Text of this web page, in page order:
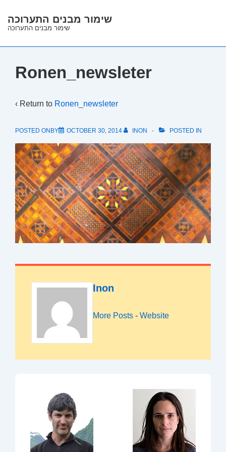
Skip
Main
שימור מבנים התערוכה
שימור מבנים התערוכה
Ronen_newsleter
‹ Return to Ronen_newsleter
POSTED ONBY OCTOBER 30, 2014 INON POSTED IN
Inon
More Posts - Website